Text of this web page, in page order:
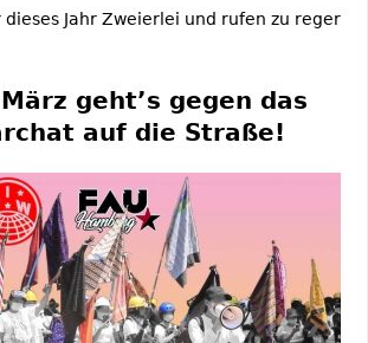
Jahr Zweierlei und rufen zu reger
geht’s gegen das
auf die Straße!